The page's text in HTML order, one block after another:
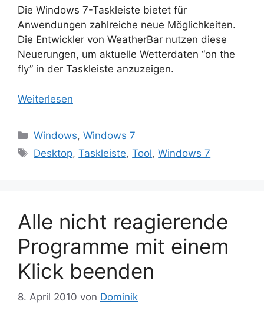
Die Windows 7-Taskleiste bietet für
Anwendungen zahlreiche neue Möglichkeiten.
Die Entwickler von WeatherBar nutzen diese
Neuerungen, um aktuelle Wetterdaten “on the
fly” in der Taskleiste anzuzeigen.
Weiterlesen
Kategorien
Windows,Windows 7
Schlagwörter
Desktop,Taskleiste,Tool,Windows 7
Alle nicht reagierende
Programme mit einem
Klick beenden
8. April 2010 von Dominik